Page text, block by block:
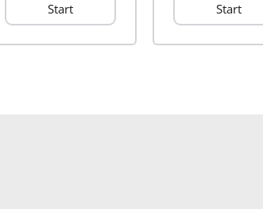
Start Start